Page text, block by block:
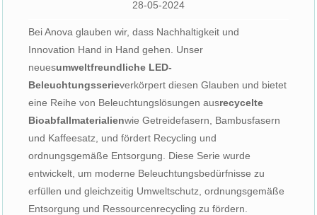
28-05-2024
Bei Anova glauben wir, dass Nachhaltigkeit und
Innovation Hand in Hand gehen. Unser
neuesumweltfreundliche LED-
Beleuchtungsserieverkörpert diesen Glauben und bietet
eine Reihe von Beleuchtungslösungen ausrecycelte
Bioabfallmaterialienwie Getreidefasern, Bambusfasern
und Kaffeesatz, und fördert Recycling und
ordnungsgemäße Entsorgung. Diese Serie wurde
entwickelt, um moderne Beleuchtungsbedürfnisse zu
erfüllen und gleichzeitig Umweltschutz, ordnungsgemäße
Entsorgung und Ressourcenrecycling zu fördern.